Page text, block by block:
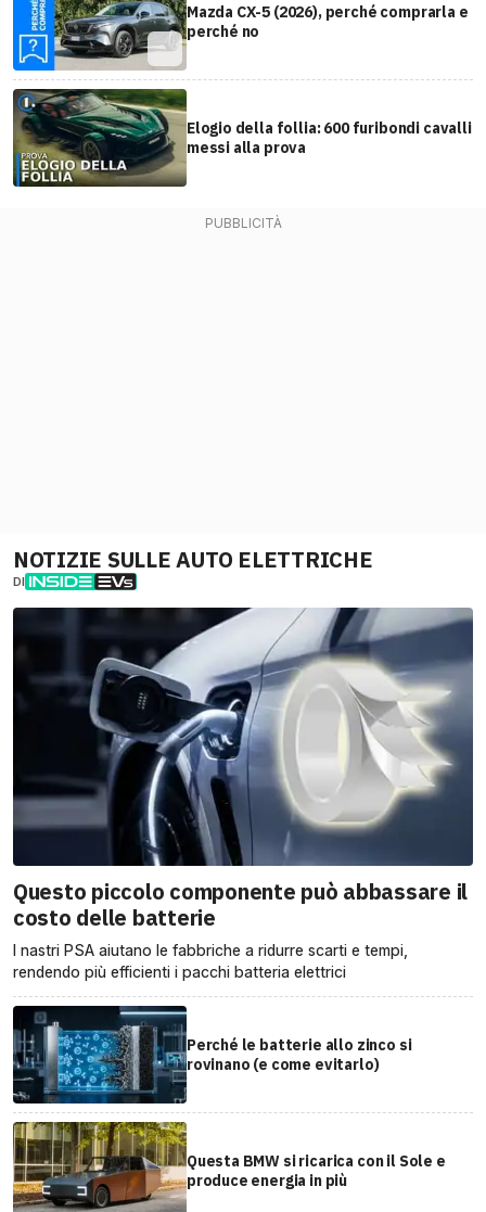
Mazda CX-5 (2026), perché comprarla e
perché no
Elogio della follia: 600 furibondi cavalli
messi alla prova
NOTIZIE SULLE AUTO ELETTRICHE
DI
Questo piccolo componente può abbassare il
costo delle batterie
I nastri PSA aiutano le fabbriche a ridurre scarti e tempi,
rendendo più efficienti i pacchi batteria elettrici
Perché le batterie allo zinco si
rovinano (e come evitarlo)
Questa BMW si ricarica con il Sole e
produce energia in più